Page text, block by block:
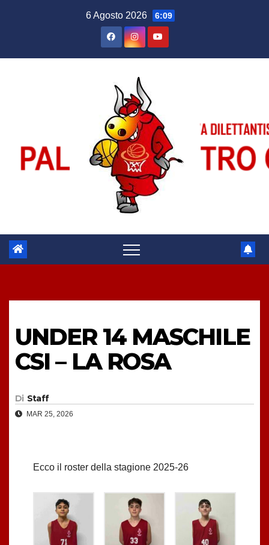
6 Agosto 2026 6:09
UNDER 14 MASCHILE
CSI – LA ROSA
Di Staff
MAR 25, 2026
Ecco il roster della stagione 2025-26